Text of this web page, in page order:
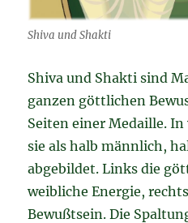
Shiva und Shakti
Shiva und Shakti sind
ganzen göttlichen
Seiten einer Medaille.
sie als halb männlich,
abgebildet. Links die
weibliche Energie,
Bewußtsein. Die